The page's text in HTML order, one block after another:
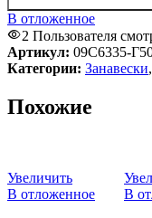
В отложенное
2 Пользователя
Артикул: 09С6335-
Категории: Занавески,
Похожие
Увеличить
В отложенное
В